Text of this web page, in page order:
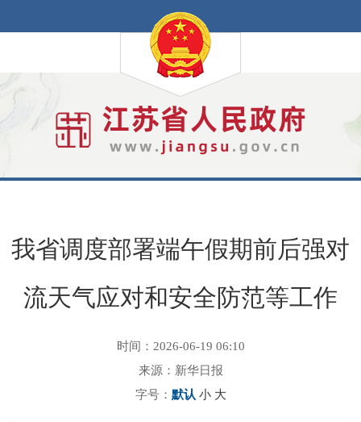
我省调度部署端午假期前后强对
流天气应对和安全防范等工作
时间：2026-06-19 06:10
来源：新华日报
字号： 默认 小 大